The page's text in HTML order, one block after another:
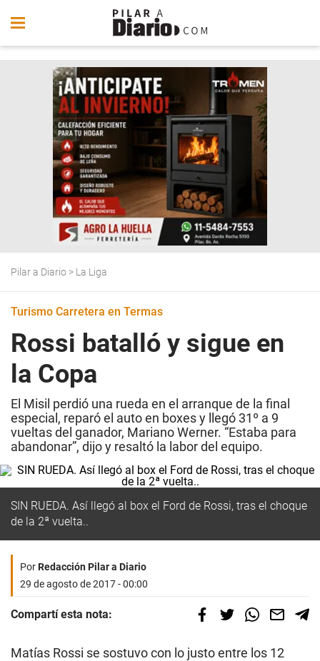
Pilar a Diario > La Liga
Turismo Carretera en Termas
Rossi batalló y sigue en
la Copa
El Misil perdió una rueda en el arranque de la final
especial, reparó el auto en boxes y llegó 31º a 9
vueltas del ganador, Mariano Werner. “Estaba para
abandonar”, dijo y resaltó la labor del equipo.
SIN RUEDA. Así llegó al box el Ford de Rossi, tras el choque
de la 2ª vuelta..
PorRedacción Pilar a Diario
29 de agosto de 2017 - 00:00
Compartí esta nota:
Matías Rossi se sostuvo con lo justo entre los 12